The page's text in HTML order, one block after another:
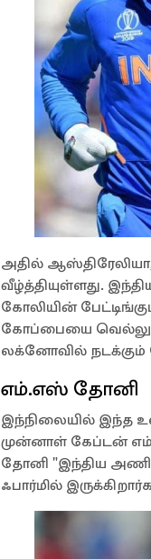
அதில்
வீழ்த்தியுள்ளது.
கோலியின்
கோப்பையை வெல்லும்
லக்னோவில் நடக்கும்
எம்.எஸ் தோனி
இந்நிலையில் இந்த
முன்னாள் கேப்டன்
தோனி "இந்திய அணி
ஃபார்மில்